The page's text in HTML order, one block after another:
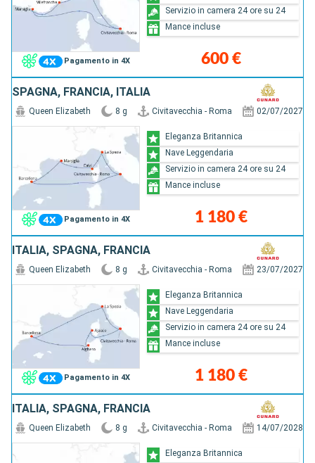
Pagamento in 4X 600 €
Servizio in camera 24 ore su 24
Mance incluse
SPAGNA, FRANCIA, ITALIA
Pagamento in 4X
Queen Elizabeth 8 g Civitavecchia - Roma 02/07/2027
1 180 €
Eleganza Britannica
Nave Leggendaria
Servizio in camera 24 ore su 24
Mance incluse
ITALIA, SPAGNA, FRANCIA
Pagamento in 4X
Queen Elizabeth 8 g Civitavecchia - Roma 23/07/2027
1 180 €
Eleganza Britannica
Nave Leggendaria
Servizio in camera 24 ore su 24
Mance incluse
ITALIA, SPAGNA, FRANCIA
Queen Elizabeth 8 g Civitavecchia - Roma 14/07/2028
Eleganza Britannica